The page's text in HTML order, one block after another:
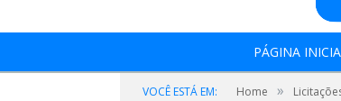
PÁGINA
VOCÊ ESTÁ EM: Home »